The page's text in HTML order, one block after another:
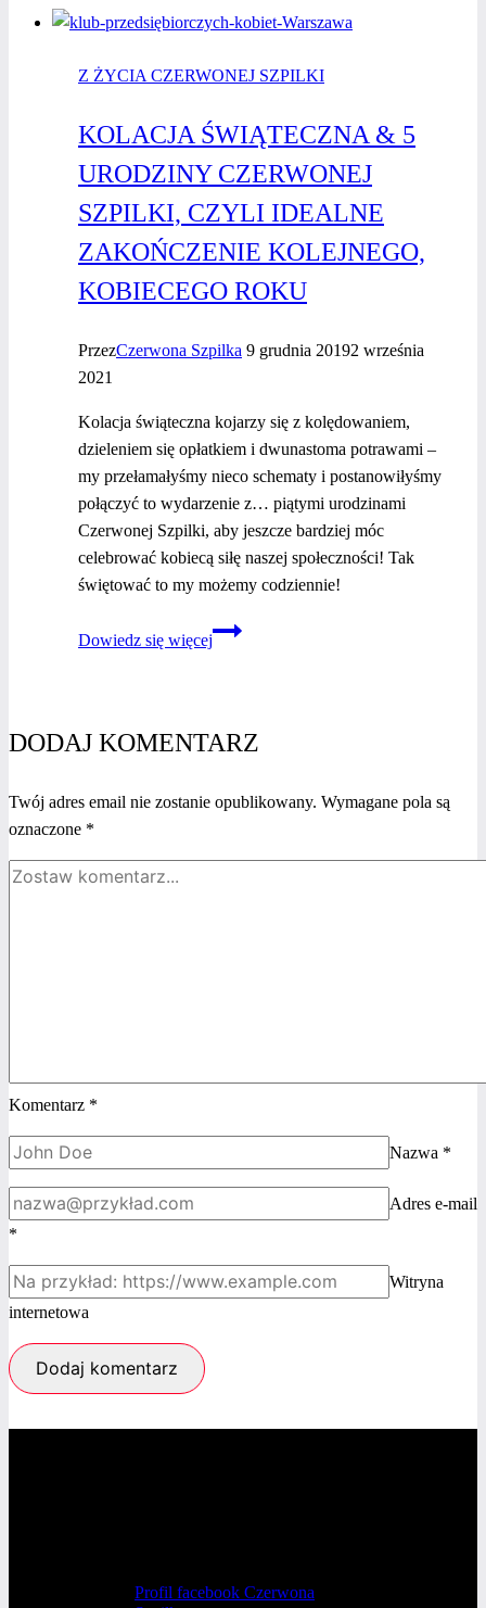
biznesu
Z ŻYCIA CZERWONEJ SZPILKI
KOLACJA ŚWIĄTECZNA & 5
URODZINY CZERWONEJ
SZPILKI, CZYLI IDEALNE
ZAKOŃCZENIE KOLEJNEGO,
KOBIECEGO ROKU
PrzezCzerwona Szpilka 9 grudnia 20192 września
2021
Kolacja świąteczna kojarzy się z kolędowaniem,
dzieleniem się opłatkiem i dwunastoma potrawami –
my przełamałyśmy nieco schematy i postanowiłyśmy
połączyć to wydarzenie z… piątymi urodzinami
Czerwonej Szpilki, aby jeszcze bardziej móc
celebrować kobiecą siłę naszej społeczności! Tak
świętować to my możemy codziennie!
Dowiedz się więcej
Kolacja
Urodziny
DODAJ KOMENTARZ
Twój adres email nie zostanie opublikowany. Wymagane pola są
oznaczone *
Komentarz *
Nazwa *
Adres e-mail
*
Witryna
internetowa
Profil facebook Czerwona